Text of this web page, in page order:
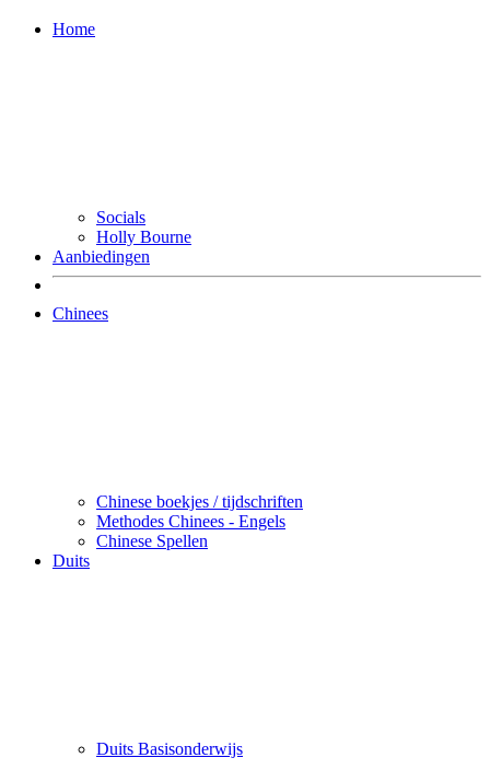
Home
Socials
Holly Bourne
Aanbiedingen
Chinees
Chinese boekjes / tijdschriften
Methodes Chinees - Engels
Chinese Spellen
Duits
Duits Basisonderwijs